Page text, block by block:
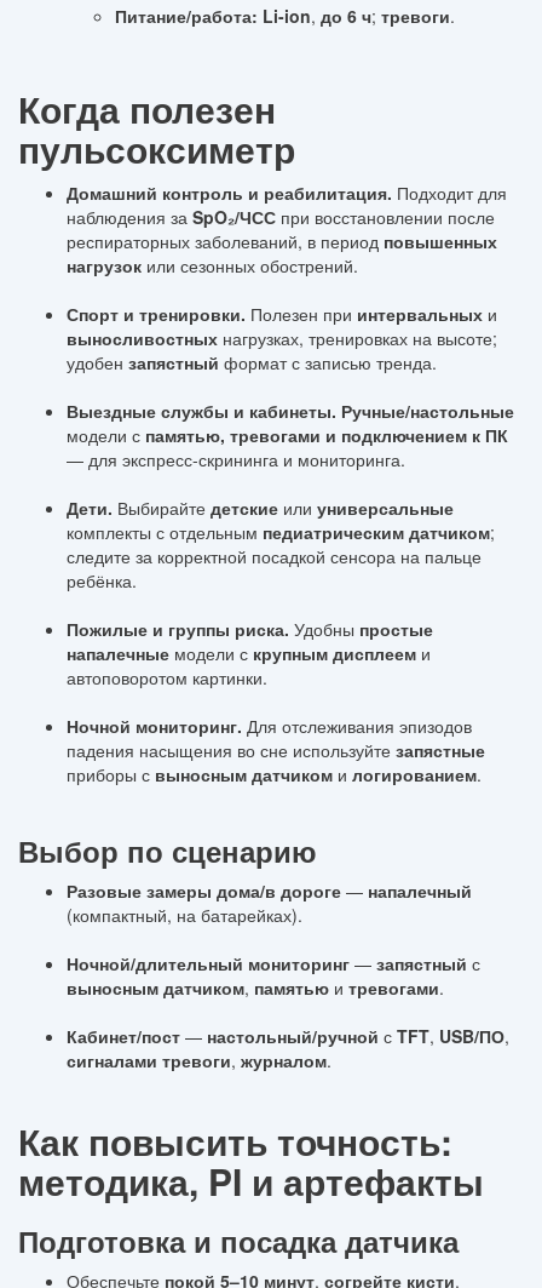
Питание/работа: Li-ion, до 6 ч; тревоги.
Когда полезен
пульсоксиметр
Домашний контроль и реабилитация. Подходит для
наблюдения за SpO₂/ЧСС при восстановлении после
респираторных заболеваний, в период повышенных
нагрузок или сезонных обострений.
Спорт и тренировки. Полезен при интервальных и
выносливостных нагрузках, тренировках на высоте;
удобен запястный формат с записью тренда.
Выездные службы и кабинеты. Ручные/настольные
модели с памятью, тревогами и подключением к ПК
— для экспресс-скрининга и мониторинга.
Дети. Выбирайте детские или универсальные
комплекты с отдельным педиатрическим датчиком;
следите за корректной посадкой сенсора на пальце
ребёнка.
Пожилые и группы риска. Удобны простые
напалечные модели с крупным дисплеем и
автоповоротом картинки.
Ночной мониторинг. Для отслеживания эпизодов
падения насыщения во сне используйте запястные
приборы с выносным датчиком и логированием.
Выбор по сценарию
Разовые замеры дома/в дороге — напалечный
(компактный, на батарейках).
Ночной/длительный мониторинг — запястный с
выносным датчиком, памятью и тревогами.
Кабинет/пост — настольный/ручной с TFT, USB/ПО,
сигналами тревоги, журналом.
Как повысить точность:
методика, PI и артефакты
Подготовка и посадка датчика
Обеспечьте покой 5–10 минут, согрейте кисти,